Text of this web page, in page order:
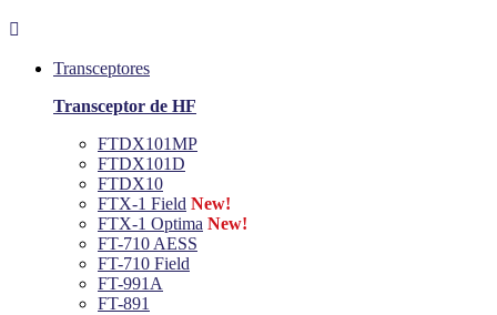

Transceptores
Transceptor de HF
FTDX101MP
FTDX101D
FTDX10
FTX-1 Field New!
FTX-1 Optima New!
FT-710 AESS
FT-710 Field
FT-991A
FT-891